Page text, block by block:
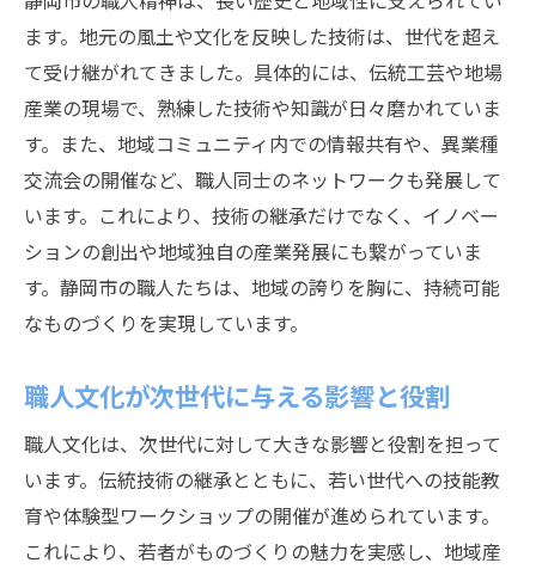
ます。地元の風土や文化を反映した技術は、世代を超え
て受け継がれてきました。具体的には、伝統工芸や地場
産業の現場で、熟練した技術や知識が日々磨かれていま
す。また、地域コミュニティ内での情報共有や、異業種
交流会の開催など、職人同士のネットワークも発展して
います。これにより、技術の継承だけでなく、イノベー
ションの創出や地域独自の産業発展にも繋がっていま
す。静岡市の職人たちは、地域の誇りを胸に、持続可能
なものづくりを実現しています。
職人文化が次世代に与える影響と役割
職人文化は、次世代に対して大きな影響と役割を担って
います。伝統技術の継承とともに、若い世代への技能教
育や体験型ワークショップの開催が進められています。
これにより、若者がものづくりの魅力を実感し、地域産